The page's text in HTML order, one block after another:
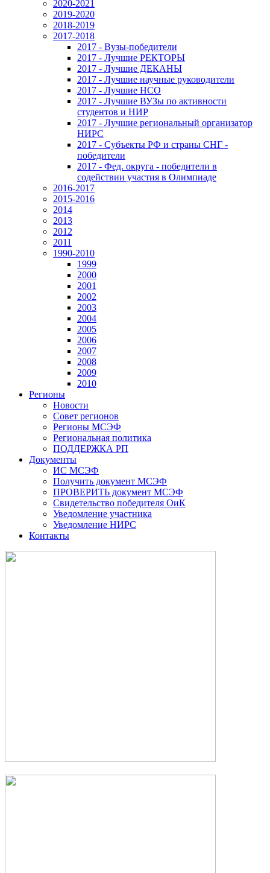
2020-2021
2019-2020
2018-2019
2017-2018
2017 - Вузы-победители
2017 - Лучшие РЕКТОРЫ
2017 - Лучшие ДЕКАНЫ
2017 - Лучшие научные руководители
2017 - Лучшие НСО
2017 - Лучшие ВУЗы по активности
студентов и НИР
2017 - Лучшие региональный организатор
НИРС
2017 - Субъекты РФ и страны СНГ -
победители
2017 - Фед. округа - победители в
содействии участия в Олимпиаде
2016-2017
2015-2016
2014
2013
2012
2011
1990-2010
1999
2000
2001
2002
2003
2004
2005
2006
2007
2008
2009
2010
Регионы
Новости
Совет регионов
Регионы МСЭФ
Региональная политика
ПОДДЕРЖКА РП
Документы
ИС МСЭФ
Получить документ МСЭФ
ПРОВЕРИТЬ документ МСЭФ
Свидетельство победителя ОиК
Уведомление участника
Уведомление НИРС
Контакты